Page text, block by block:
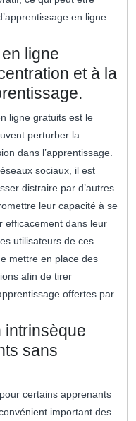
en ligne
ligne
et à la
ligne gratuits est le
perturber la
dans l’apprentissage.
sociaux, il est
distraire par d’autres
leur capacité à se
efficacement dans leur
utilisateurs de ces
mettre en place des
afin de tirer
offertes par
intrinsèque
sans
certains apprenants
important des